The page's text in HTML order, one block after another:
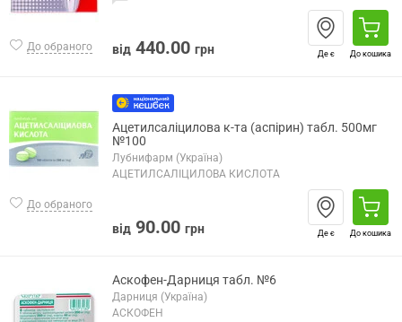
До обраного від 440.00 грн Де є До кошика
До обраного
Ацетилсаліцилова к-та (аспірин) табл. 500мг
№100
Лубнифарм (Україна)
АЦЕТИЛСАЛІЦИЛОВА КИСЛОТА
від 90.00 грн Де є До кошика
Аскофен-Дарниця табл. №6
Дарниця (Україна)
АСКОФЕН